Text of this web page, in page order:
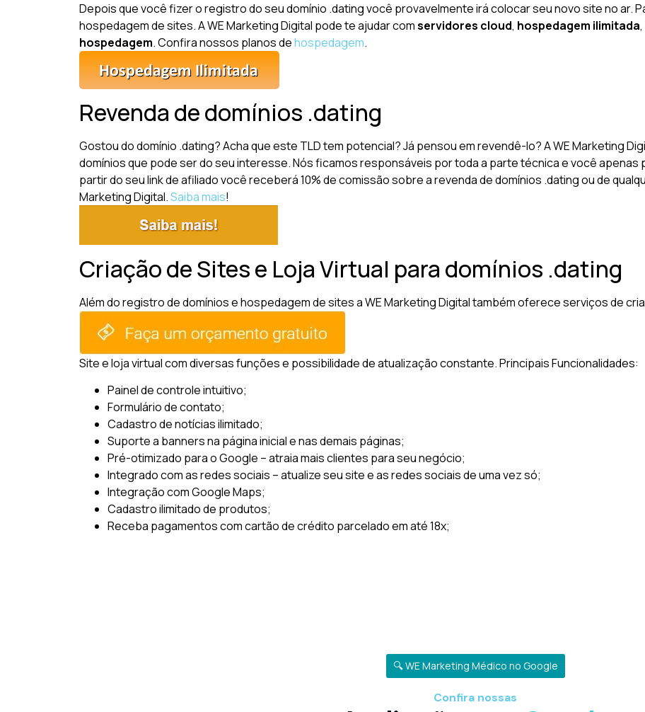
Depois que você fizer o registro do seu domínio .dating você provavelmente irá colocar seu novo site no ar.
hospedagem de sites. A WE Marketing Digital pode te ajudar comservidores cloud, hospedagem ilimitada,
hospedagem. Confira nossos planos dehospedagem.
Revenda de domínios .dating
Gostou do domínio .dating? Acha que este TLD tem potencial? Já pensou em revendê-lo? A WE Marketing
domínios que pode ser do seu interesse. Nós ficamos responsáveis por toda a parte técnica e você apenas
partir do seu link de afiliado você receberá 10% de comissão sobre a revenda de domínios .dating ou de
Marketing Digital.Saiba mais!
Criação de Sites e Loja Virtual para domínios .dating
Além do registro de domínios e hospedagem de sites a WE Marketing Digital também oferece serviços de
Site e loja virtual com diversas funções e possibilidade de atualização constante.Principais Funcionalidades:
Painel de controle intuitivo;
Formulário de contato;
Cadastro de notícias ilimitado;
Suporte a banners na página inicial e nas demais páginas;
Pré-otimizado para o Google – atraia mais clientes para seu negócio;
Integrado com as redes sociais – atualize seu site e as redes sociais de uma vez só;
Integração com Google Maps;
Cadastro ilimitado de produtos;
Receba pagamentos com cartão de crédito parcelado em até 18x;
🔍 WE Marketing Médico no Google
Confira nossas